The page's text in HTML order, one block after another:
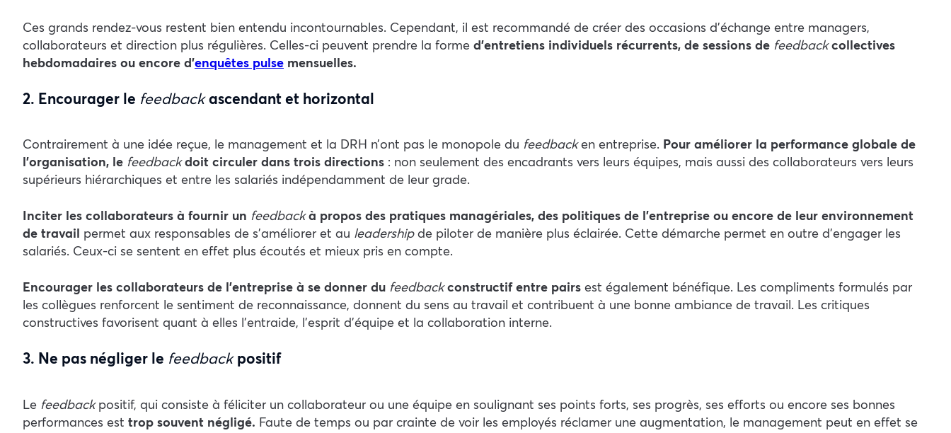
Ces grands rendez-vous restent bien entendu incontournables. Cependant, il est recommandé de créer des occasions d’échange entre managers,
collaborateurs et direction plus régulières. Celles-ci peuvent prendre la forme d’entretiens individuels récurrents, de sessions de feedbackcollectives
hebdomadaires ou encore d’enquêtes pulse mensuelles.
2. Encourager le feedbackascendant et horizontal
Contrairement à une idée reçue, le management et la DRH n’ont pas le monopole du feedbacken entreprise. Pour améliorer la performance globale de
l’organisation, le feedbackdoit circuler dans trois directions : non seulement des encadrants vers leurs équipes, mais aussi des collaborateurs vers leurs
supérieurs hiérarchiques et entre les salariés indépendamment de leur grade.
Inciter les collaborateurs à fournir un feedbackà propos des pratiques managériales, des politiques de l’entreprise ou encore de leur environnement
de travail permet aux responsables de s’améliorer et au leadershipde piloter de manière plus éclairée. Cette démarche permet en outre d’engager les
salariés. Ceux-ci se sentent en effet plus écoutés et mieux pris en compte.
Encourager les collaborateurs de l’entreprise à se donner du feedbackconstructif entre pairs est également bénéfique. Les compliments formulés par
les collègues renforcent le sentiment de reconnaissance, donnent du sens au travail et contribuent à une bonne ambiance de travail. Les critiques
constructives favorisent quant à elles l’entraide, l’esprit d’équipe et la collaboration interne.
3. Ne pas négliger le feedbackpositif
Le feedbackpositif, qui consiste à féliciter un collaborateur ou une équipe en soulignant ses points forts, ses progrès, ses efforts ou encore ses bonnes
performances est trop souvent négligé. Faute de temps ou par crainte de voir les employés réclamer une augmentation, le management peut en effet se